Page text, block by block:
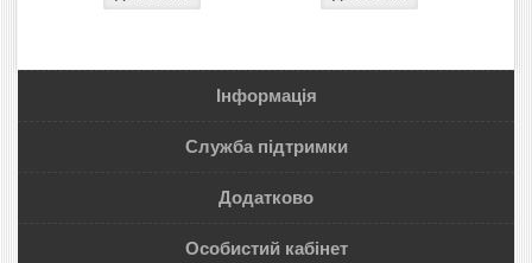
Інформація
Служба підтримки
Додатково
Особистий кабінет